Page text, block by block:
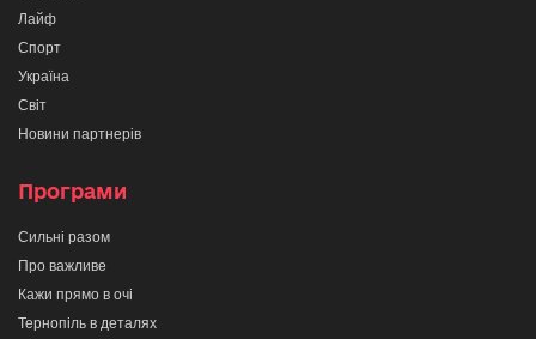
Лайф
Спорт
Україна
Світ
Новини партнерів
Програми
Сильні разом
Про важливе
Кажи прямо в очі
Тернопіль в деталях